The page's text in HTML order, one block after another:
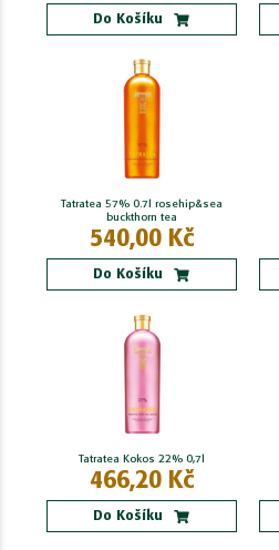
Do Košíku
Tatratea 57% 0.7l rosehip&sea
buckthorn tea
540,00 Kč
Do Košíku
Tatratea Kokos 22% 0,7l
466,20 Kč
Do Košíku